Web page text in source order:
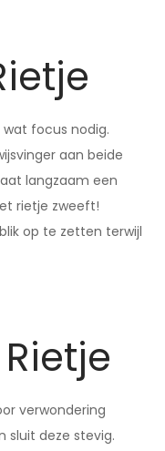
focus nodig.
aan beide
langzaam een
rietje zweeft!
op te zetten terwijl
verwondering
sluit deze stevig.